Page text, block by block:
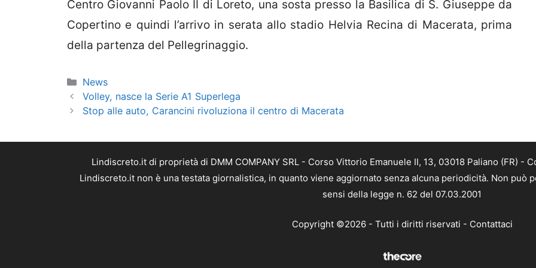
Centro Giovanni Paolo II di Loreto, una sosta presso la Basilica di S. Giuseppe da
Copertino e quindi l’arrivo in serata allo stadio Helvia Recina di Macerata, prima
della partenza del Pellegrinaggio.
Categorie
News
Volley, nasce la Serie A1 Superlega
Stop alle auto, Carancini rivoluziona il centro di Macerata
Lindiscreto.it di proprietà di DMM COMPANY SRL - Corso Vittorio Emanuele II, 13, 03018 Paliano (FR) -
Lindiscreto.it non è una testata giornalistica, in quanto viene aggiornato senza alcuna periodicità. Non
sensi della legge n. 62 del 07.03.2001
Copyright ©2026 - Tutti i diritti riservati - Contattaci